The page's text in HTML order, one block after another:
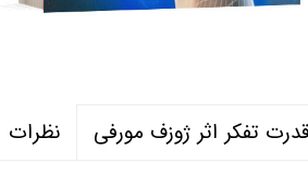
تفکر اثر ژوزف مورفی نظرات